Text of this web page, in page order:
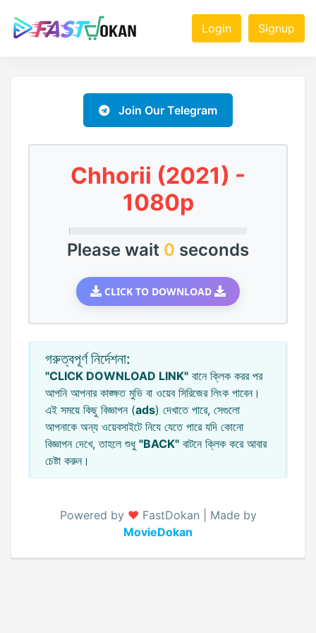
Login Signup
Join Our Telegram
Chhorii (2021) -
1080p
Please wait 0 seconds
CLICK TO DOWNLOAD
গরুত্বপূর্ণ নির্দেশনা:
"CLICK DOWNLOAD LINK" বানে ক্লিক করর পর
আপনি আপনার কাঙ্ক্ষত মুভি বা ওয়েব সিরিজের লিংক পাবেন।
এই সময়ে কিছু বিজ্ঞাপন (ads) দেখাতে পারে, সেগুলো
আপনাকে অন্য ওয়েবসাইটে নিযে যেতে পারে যদি কোনো
বিজ্ঞাপন দেখে, তাহলে শুধু "BACK" বাটনে ক্লিক করে আবার
চেষ্টা করুন।
Powered by ♥️ FastDokan | Made by
MovieDokan